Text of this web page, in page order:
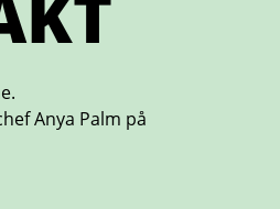
Anya Palm på